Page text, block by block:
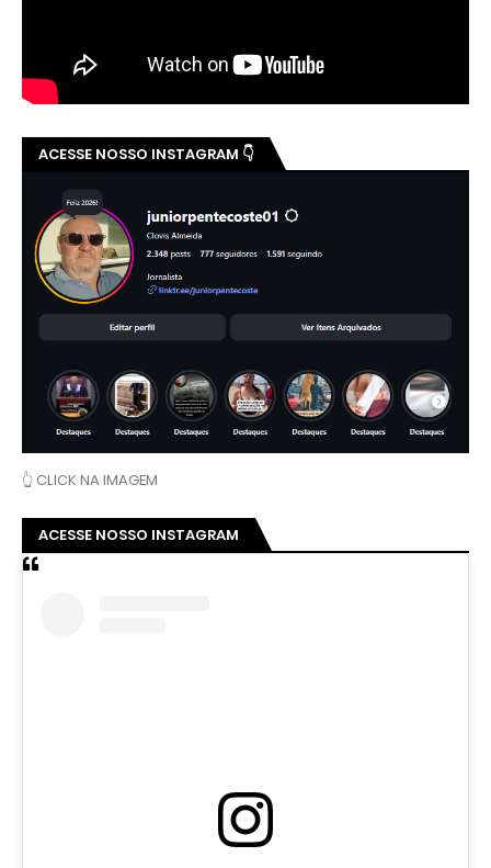
ACESSE NOSSO INSTAGRAM 👇
👆 CLICK NA IMAGEM
ACESSE NOSSO INSTAGRAM